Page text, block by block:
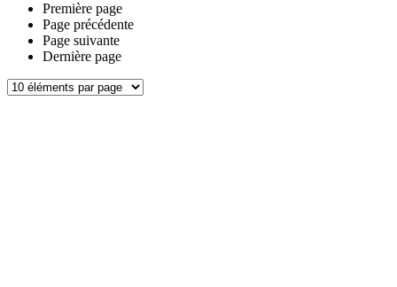
Première page
Page précédente
Page suivante
Dernière page